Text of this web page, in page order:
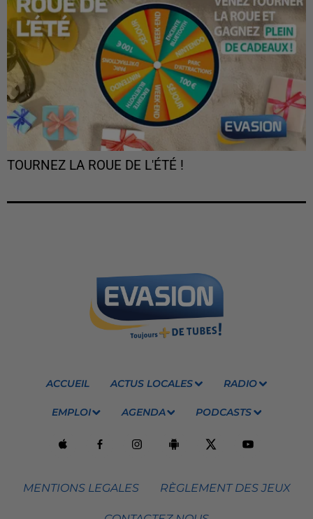
TOURNEZ LA ROUE DE L'ÉTÉ !
ACCUEIL ACTUS LOCALES RADIO
EMPLOI AGENDA PODCASTS
MENTIONS LEGALES RÈGLEMENT DES JEUX